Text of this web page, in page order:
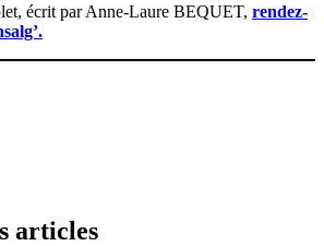
écrit par Anne-Laure BEQUET, rendez-
articles